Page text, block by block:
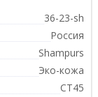
36-23-sh
Россия
Shampurs
Эко-кожа
СТ45